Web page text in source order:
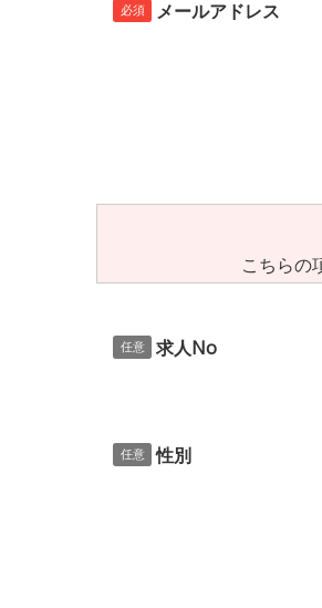
必須 メールアドレス
キャリアメールの場
こちらの
任意 求人No
任意 性別